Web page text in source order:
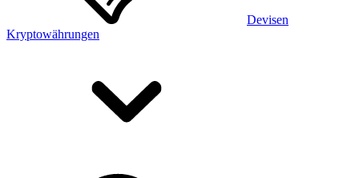
Devisen
Kryptowährungen